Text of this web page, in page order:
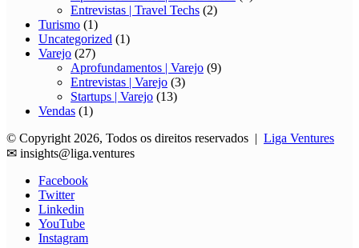
Entrevistas | Travel Techs (2)
Turismo (1)
Uncategorized (1)
Varejo (27)
Aprofundamentos | Varejo (9)
Entrevistas | Varejo (3)
Startups | Varejo (13)
Vendas (1)
© Copyright 2026, Todos os direitos reservados | Liga Ventures
✉ insights@liga.ventures
Facebook
Twitter
Linkedin
YouTube
Instagram